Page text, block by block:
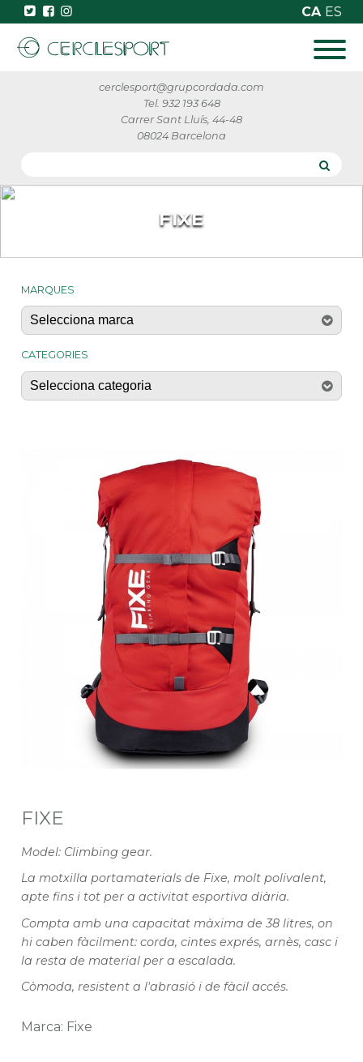
CA ES
cerclesport@grupcordada.com
Tel. 932 193 648
Carrer Sant Lluís, 44-48
08024 Barcelona
FIXE
MARQUES
CATEGORIES
FIXE
Marca: Fixe
Model: Climbing gear.
La motxilla portamaterials de Fixe, molt polivalent,
apte fins i tot per a activitat esportiva diària.
Compta amb una capacitat màxima de 38 litres, on
hi caben fàcilment: corda, cintes exprés, arnès, casc i
la resta de material per a escalada.
Còmoda, resistent a l'abrasió i de fàcil accés.